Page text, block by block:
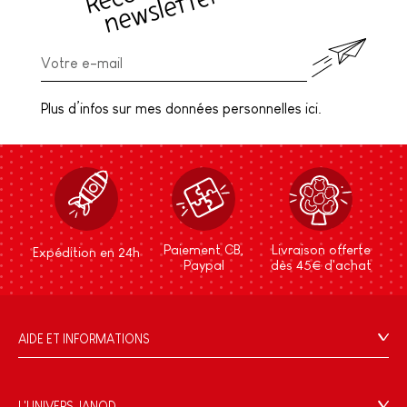
Plus d’infos sur mes données personnelles ici.
Expédition en 24h
Paiement CB,
Paypal
Livraison offerte
dès 45€ d'achat
AIDE ET INFORMATIONS
FAQ